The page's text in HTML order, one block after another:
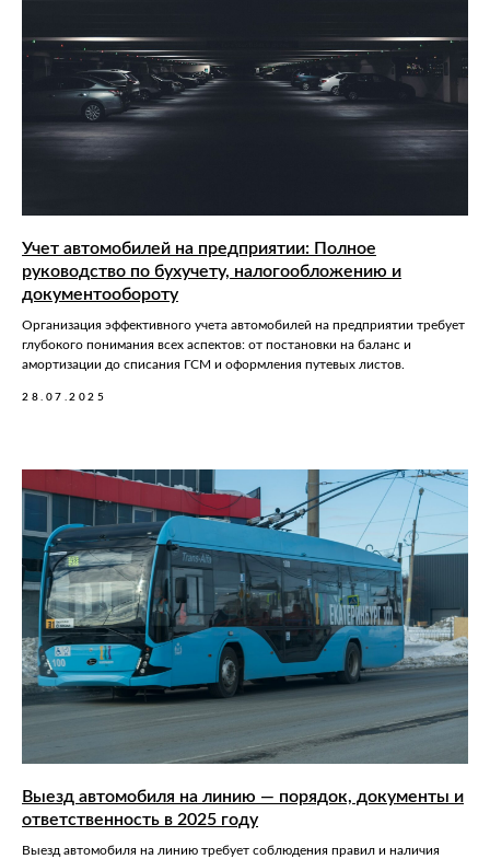
Учет автомобилей на предприятии: Полное
руководство по бухучету, налогообложению и
документообороту
Организация эффективного учета автомобилей на предприятии требует
глубокого понимания всех аспектов: от постановки на баланс и
амортизации до списания ГСМ и оформления путевых листов.
28.07.2025
Выезд автомобиля на линию — порядок, документы и
ответственность в 2025 году
Выезд автомобиля на линию требует соблюдения правил и наличия